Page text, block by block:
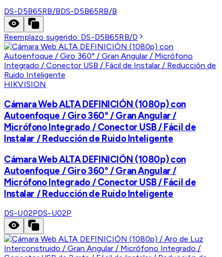
DS-D5B65RB/BDS-D5B65RB/B
Reemplazo sugerido: DS-D5B65RB/D
HIKVISION
Cámara Web ALTA DEFINICIÓN (1080p) con
Autoenfoque / Giro 360° / Gran Angular /
Micrófono Integrado / Conector USB / Fácil de
Instalar / Reducción de Ruido Inteligente
Cámara Web ALTA DEFINICIÓN (1080p) con
Autoenfoque / Giro 360° / Gran Angular /
Micrófono Integrado / Conector USB / Fácil de
Instalar / Reducción de Ruido Inteligente
DS-U02PDS-U02P